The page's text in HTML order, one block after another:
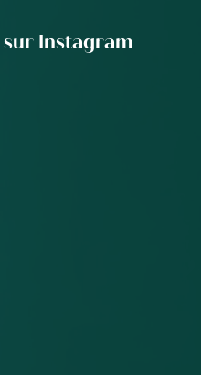
sur Instagram